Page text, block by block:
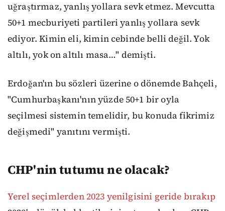
uğraştırmaz, yanlış yollara sevk etmez. Mevcutta
50+1 mecburiyeti partileri yanlış yollara sevk
ediyor. Kimin eli, kimin cebinde belli değil. Yok
altılı, yok on altılı masa…" demişti.
Erdoğan'ın bu sözleri üzerine o dönemde Bahçeli,
"Cumhurbaşkanı'nın yüzde 50+1 bir oyla
seçilmesi sistemin temelidir, bu konuda fikrimiz
değişmedi" yanıtını vermişti.
CHP'nin tutumu ne olacak?
Yerel seçimlerden 2023 yenilgisini geride bırakıp